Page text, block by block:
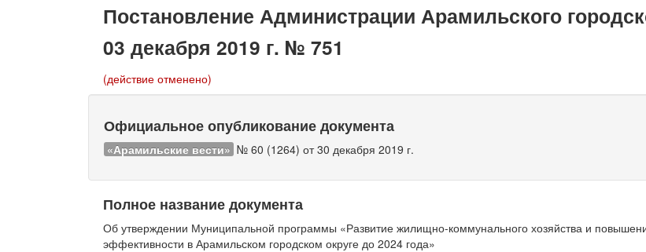
Постановление Администрации Арамильского
03 декабря 2019 г. № 751
(действие отменено)
Официальное опубликование документа
«Арамильские вести» № 60 (1264) от 30 декабря 2019 г.
Полное название документа
Об утверждении Муниципальной программы «Развитие жилищно-коммунального хозяйства и
эффективности в Арамильском городском округе до 2024 года»